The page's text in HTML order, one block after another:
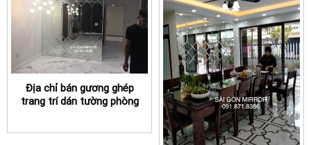
Địa chỉ bán gương ghép
trang trí dán tường phòng